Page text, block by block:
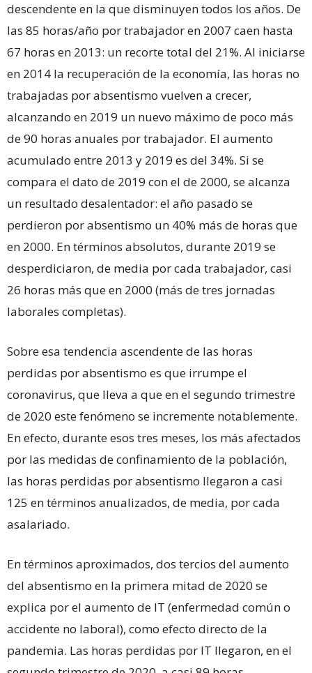
descendente en la que disminuyen todos los años. De
las 85 horas/año por trabajador en 2007 caen hasta
67 horas en 2013: un recorte total del 21%. Al iniciarse
en 2014 la recuperación de la economía, las horas no
trabajadas por absentismo vuelven a crecer,
alcanzando en 2019 un nuevo máximo de poco más
de 90 horas anuales por trabajador. El aumento
acumulado entre 2013 y 2019 es del 34%. Si se
compara el dato de 2019 con el de 2000, se alcanza
un resultado desalentador: el año pasado se
perdieron por absentismo un 40% más de horas que
en 2000. En términos absolutos, durante 2019 se
desperdiciaron, de media por cada trabajador, casi
26 horas más que en 2000 (más de tres jornadas
laborales completas).
Sobre esa tendencia ascendente de las horas
perdidas por absentismo es que irrumpe el
coronavirus, que lleva a que en el segundo trimestre
de 2020 este fenómeno se incremente notablemente.
En efecto, durante esos tres meses, los más afectados
por las medidas de confinamiento de la población,
las horas perdidas por absentismo llegaron a casi
125 en términos anualizados, de media, por cada
asalariado.
En términos aproximados, dos tercios del aumento
del absentismo en la primera mitad de 2020 se
explica por el aumento de IT (enfermedad común o
accidente no laboral), como efecto directo de la
pandemia. Las horas perdidas por IT llegaron, en el